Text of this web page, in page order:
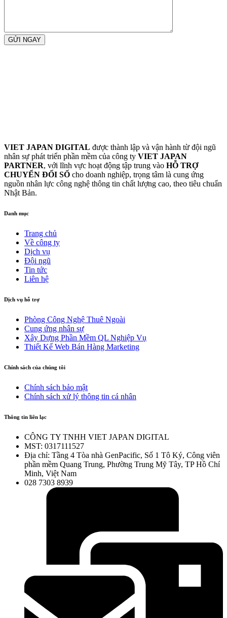
VIET JAPAN DIGITAL được thành lập và vận hành từ đội ngũ
nhân sự phát triển phần mềm của công ty VIET JAPAN
PARTNER, với lĩnh vực hoạt động tập trung vào HỖ TRỢ
CHUYỂN ĐỔI SỐ cho doanh nghiệp, trọng tâm là cung ứng
nguồn nhân lực công nghệ thông tin chất lượng cao, theo tiêu chuẩn
Nhật Bản.
Danh mục
Trang chủ
Về công ty
Dịch vụ
Đội ngũ
Tin tức
Liên hệ
Dịch vụ hỗ trợ
Phòng Công Nghệ Thuê Ngoài
Cung ứng nhân sự
Xây Dựng Phần Mềm QL Nghiệp Vụ
Thiết Kế Web Bán Hàng Marketing
Chính sách của chúng tôi
Chính sách bảo mật
Chính sách xử lý thông tin cá nhân
Thông tin liên lạc
CÔNG TY TNHH VIET JAPAN DIGITAL
MST: 0317111527
Địa chỉ: Tầng 4 Tòa nhà GenPacific, Số 1 Tô Ký, Công viên
phần mềm Quang Trung, Phường Trung Mỹ Tây, TP Hồ Chí
Minh, Việt Nam
028 7303 8939